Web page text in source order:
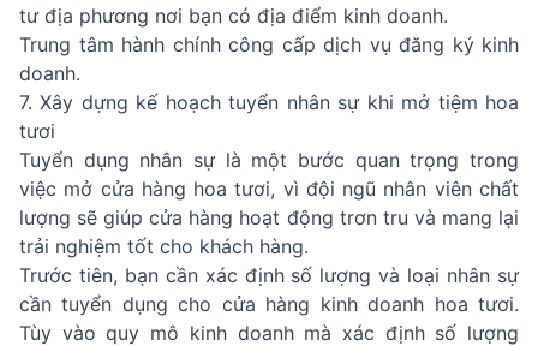
tư địa phương nơi bạn có địa điểm kinh doanh.
Trung tâm hành chính công cấp dịch vụ đăng ký kinh
doanh.
7. Xây dựng kế hoạch tuyển nhân sự khi mở tiệm hoa
tươi
Tuyển dụng nhân sự là một bước quan trọng trong
việc mở cửa hàng hoa tươi, vì đội ngũ nhân viên chất
lượng sẽ giúp cửa hàng hoạt động trơn tru và mang lại
trải nghiệm tốt cho khách hàng.
Trước tiên, bạn cần xác định số lượng và loại nhân sự
cần tuyển dụng cho cửa hàng kinh doanh hoa tươi.
Tùy vào quy mô kinh doanh mà xác định số lượng